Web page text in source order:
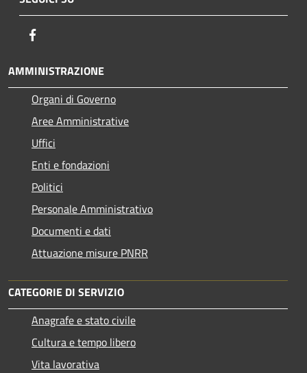
AMMINISTRAZIONE
Organi di Governo
Aree Amministrative
Uffici
Enti e fondazioni
Politici
Personale Amministrativo
Documenti e dati
Attuazione misure PNRR
CATEGORIE DI SERVIZIO
Anagrafe e stato civile
Cultura e tempo libero
Vita lavorativa